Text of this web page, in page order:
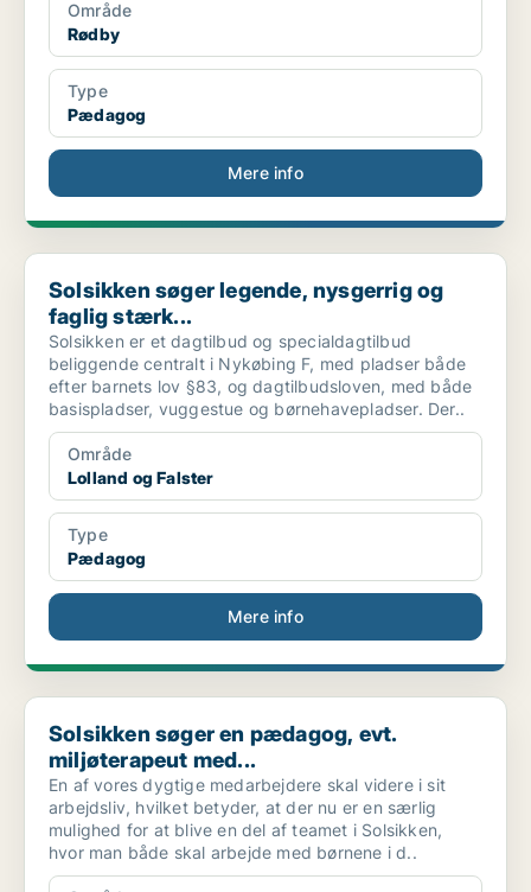
Område
Rødby
Type
Pædagog
Mere info
Solsikken søger legende, nysgerrig og faglig stærk...
Solsikken søger legende, nysgerrig og
faglig stærk...
Solsikken er et dagtilbud og specialdagtilbud
beliggende centralt i Nykøbing F, med pladser både
efter barnets lov §83, og dagtilbudsloven, med både
basispladser, vuggestue og børnehavepladser. Der..
Område
Lolland og Falster
Type
Pædagog
Mere info
Solsikken søger en pædagog, evt. miljøterapeut med...
Solsikken søger en pædagog, evt.
miljøterapeut med...
En af vores dygtige medarbejdere skal videre i sit
arbejdsliv, hvilket betyder, at der nu er en særlig
mulighed for at blive en del af teamet i Solsikken,
hvor man både skal arbejde med børnene i d..